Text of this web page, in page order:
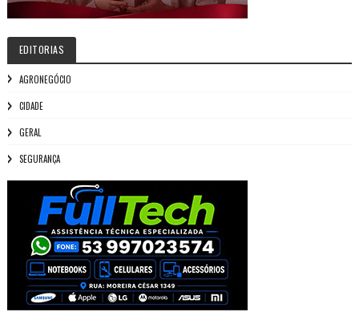
EDITORIAS
AGRONEGÓCIO
CIDADE
GERAL
SEGURANÇA